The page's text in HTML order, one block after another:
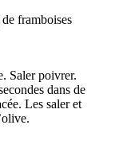
framboises
Saler poivrer.
dans de
Les saler et